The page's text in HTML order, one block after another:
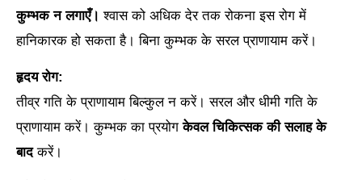
कुम्भक न लगाएँ। श्वास को अधिक देर तक रोकना इस रोग में
हानिकारक हो सकता है। बिना कुम्भक के सरल प्राणायाम करें।
हृदय रोग:
तीव्र गति के प्राणायाम बिल्कुल न करें। सरल और धीमी गति के
प्राणायाम करें। कुम्भक का प्रयोगकेवल चिकित्सक की सलाह के
बादकरें।